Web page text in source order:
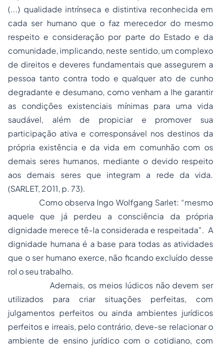
(...) qualidade intrínseca e distintiva reconhecida em
cada ser humano que o faz merecedor do mesmo
respeito e consideração por parte do Estado e da
comunidade, implicando, neste sentido, um complexo
de direitos e deveres fundamentais que assegurem a
pessoa tanto contra todo e qualquer ato de cunho
degradante e desumano, como venham a lhe garantir
as condições existenciais mínimas para uma vida
saudável, além de propiciar e promover sua
participação ativa e corresponsável nos destinos da
própria existência e da vida em comunhão com os
demais seres humanos, mediante o devido respeito
aos demais seres que integram a rede da vida.
(SARLET, 2011, p. 73).
Como observa Ingo Wolfgang Sarlet: “mesmo
aquele que já perdeu a consciência da própria
dignidade merece tê-la considerada e respeitada”. A
dignidade humana é a base para todas as atividades
que o ser humano exerce, não ficando excluído desse
rol o seu trabalho.
Ademais, os meios lúdicos não devem ser
utilizados para criar situações perfeitas, com
julgamentos perfeitos ou ainda ambientes jurídicos
perfeitos e irreais, pelo contrário, deve-se relacionar o
ambiente de ensino jurídico com o cotidiano, com